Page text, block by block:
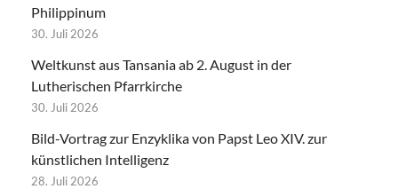
Philippinum
30. Juli 2026
Weltkunst aus Tansania ab 2. August in der
Lutherischen Pfarrkirche
30. Juli 2026
Bild-Vortrag zur Enzyklika von Papst Leo XIV. zur
künstlichen Intelligenz
28. Juli 2026